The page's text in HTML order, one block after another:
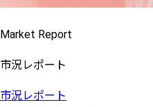
Market Report
市況レポート
市況レポート